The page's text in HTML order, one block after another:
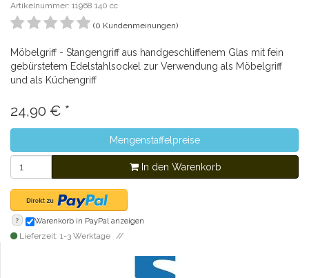
Artikelnummer: 11968 140 cc
(0 Kundenmeinungen)
Möbelgriff - Stangengriff aus handgeschliffenem Glas mit fein
gebürstetem Edelstahlsockel zur Verwendung als Möbelgriff
und als Küchengriff
24,90 € *
Mengenstaffelpreise
In den Warenkorb
? Warenkorb in PayPal anzeigen
Lieferzeit: 1-3 Werktage